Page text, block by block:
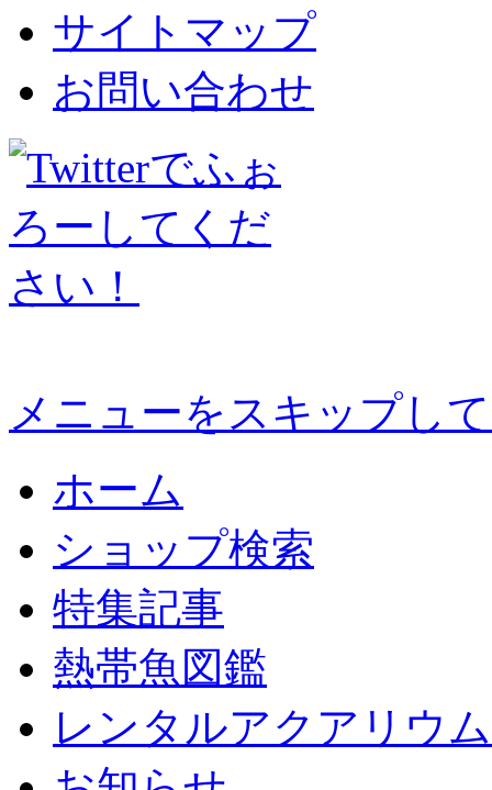
サイトマップ
お問い合わせ
メニューをスキップし
ホーム
ショップ検索
特集記事
熱帯魚図鑑
レンタルアクアリウム